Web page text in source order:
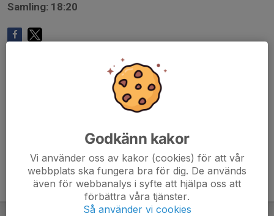
Samling: 18:20
Godkänn kakor
Vi använder oss av kakor (cookies) för att vår
webbplats ska fungera bra för dig. De används
även för webbanalys i syfte att hjälpa oss att
förbättra våra tjänster.
Så använder vi cookies